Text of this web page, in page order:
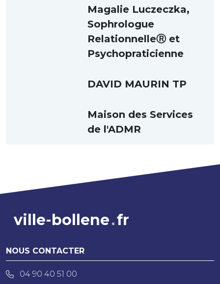
Magalie Luczeczka,
Sophrologue
RelationnelleⓇ et
Psychopraticienne
DAVID MAURIN TP
Maison des Services
de l'ADMR
ville-bollene fr
NOUS CONTACTER
04 90 40 51 00